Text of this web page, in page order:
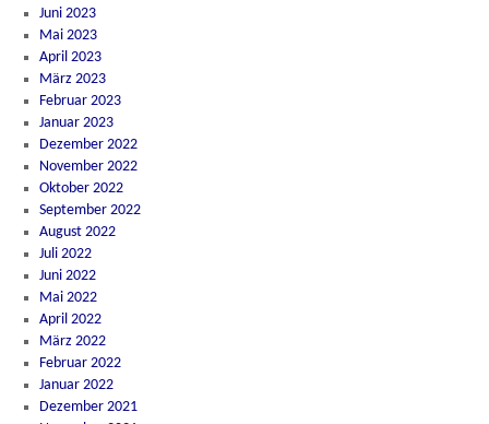
Juni 2023
Mai 2023
April 2023
März 2023
Februar 2023
Januar 2023
Dezember 2022
November 2022
Oktober 2022
September 2022
August 2022
Juli 2022
Juni 2022
Mai 2022
April 2022
März 2022
Februar 2022
Januar 2022
Dezember 2021